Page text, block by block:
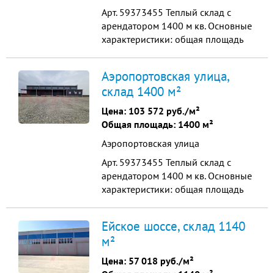
Арт. 59373455 Теплый склад с
арендатором 1400 м кв. Основные
характеристики: общая площадь
38 соток собственность земля
промышленного назначения полы-
антипыль утепленные потолки и
стены погрузочная рампа ...
Аэропортовская улица,
склад 1400 м²
Цена: 103 572 руб./м²
Общая площадь: 1400 м²
Аэропортовская улица
Арт. 59373455 Теплый склад с
арендатором 1400 м кв. Основные
характеристики: общая площадь
38 соток собственность земля
промышленного назначения полы-
антипыль утепленные потолки и
стены погрузочная рампа ...
Ейское шоссе, склад 1140
м²
Цена: 57 018 руб./м²